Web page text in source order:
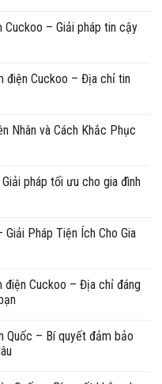
Cuckoo – Giải pháp tin cậy
điện Cuckoo – Địa chỉ tin
Nhân và Cách Khắc Phục
pháp tối ưu cho gia đình
Pháp Tiện Ích Cho Gia
điện Cuckoo – Địa chỉ đáng
Quốc – Bí quyết đảm bảo